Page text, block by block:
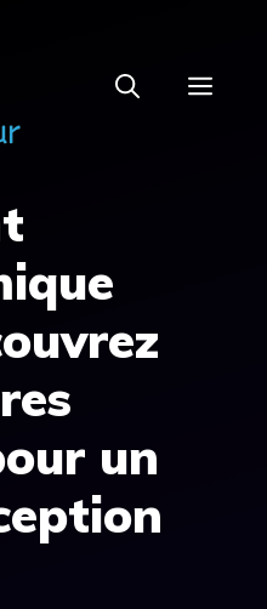
un